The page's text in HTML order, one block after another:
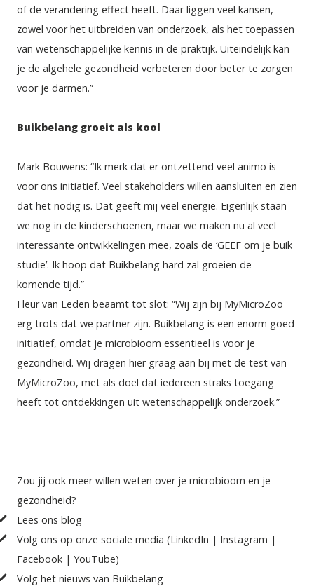
of de verandering effect heeft. Daar liggen veel kansen,
zowel voor het uitbreiden van onderzoek, als het toepassen
van wetenschappelijke kennis in de praktijk. Uiteindelijk kan
je de algehele gezondheid verbeteren door beter te zorgen
voor je darmen.”
Buikbelang groeit als kool
Mark Bouwens: “Ik merk dat er ontzettend veel animo is
voor ons initiatief. Veel stakeholders willen aansluiten en zien
dat het nodig is. Dat geeft mij veel energie. Eigenlijk staan
we nog in de kinderschoenen, maar we maken nu al veel
interessante ontwikkelingen mee, zoals de ‘GEEF om je buik
studie’. Ik hoop dat Buikbelang hard zal groeien de
komende tijd.”
Fleur van Eeden beaamt tot slot: “Wij zijn bij MyMicroZoo
erg trots dat we partner zijn. Buikbelang is een enorm goed
initiatief, omdat je microbioom essentieel is voor je
gezondheid. Wij dragen hier graag aan bij met de test van
MyMicroZoo, met als doel dat iedereen straks toegang
heeft tot ontdekkingen uit wetenschappelijk onderzoek.”
Zou jij ook meer willen weten over je microbioom en je
gezondheid?
Lees ons blog
Volg ons op onze sociale media (LinkedIn | Instagram
Facebook | YouTube)
Volg het nieuws van Buikbelang